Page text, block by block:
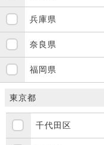
兵庫県
奈良県
福岡県
東京都
千代田区